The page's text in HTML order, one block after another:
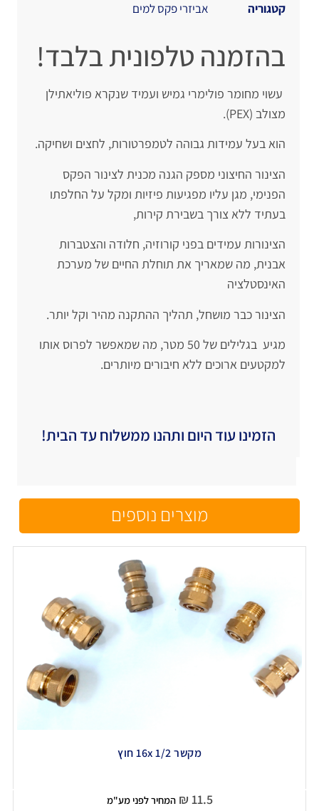
קטגוריה
אביזרי פקס למים
בהזמנה טלפונית בלבד!
עשוי מחומר פולימרי גמיש ועמיד שנקרא פוליאתילן
מצולב (PEX).
הוא בעל עמידות גבוהה לטמפרטורות, לחצים ושחיקה.
הצינור החיצוני מספק הגנה מכנית לצינור הפקס
הפנימי, מגן עליו מפגיעות פיזיות ומקל על החלפתו
בעתיד ללא צורך בשבירת קירות,
הצינורות עמידים בפני קורוזיה, חלודה והצטברות
אבנית, מה שמאריך את תוחלת החיים של מערכת
האינסטלציה
הצינור כבר מושחל, תהליך ההתקנה מהיר וקל יותר.
מגיע בגלילים של 50 מטר, מה שמאפשר לפרוס אותו
למקטעים ארוכים ללא חיבורים מיותרים.
הזמינו עוד היום ותהנו ממשלוח עד הבית!
מוצרים נוספים
מקשר 16x 1/2 חוץ
₪ 11.5 המחיר לפני מע"מ